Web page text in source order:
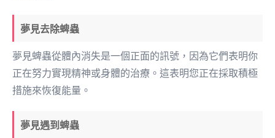
夢見去除蜱蟲
夢見蜱蟲從體內消失是一個正面的訊號，因為它們表明你
正在努力實現精神或身體的治療。這表明您正在採取積極
措施來恢復能量。
夢見遇到蜱蟲